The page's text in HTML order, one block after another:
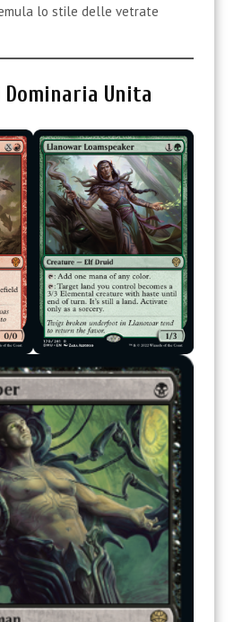
lo stile delle vetrate
Unita